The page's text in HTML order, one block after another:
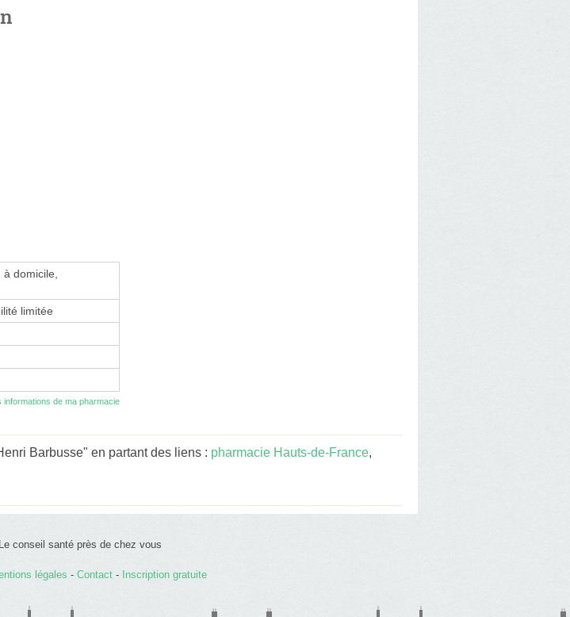
domicile,
limitée
informations de ma pharmacie
Barbusse" en partant des liens : pharmacie Hauts-de-France,
conseil santé près de chez vous
légales - Contact- Inscription gratuite